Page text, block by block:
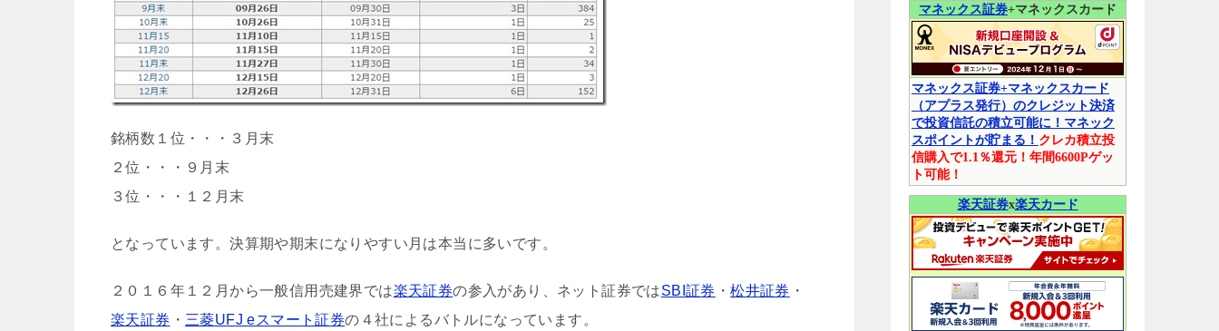
銘柄数１位・・・３月末
２位・・・９月末
３位・・・１２月末
となっています。決算期や期末になりやすい月は本当に多いです。
２０１６年１２月から一般信用売建界では楽天証券の参入があり、ネット証券ではSBI証券 ・松井証券 ・
楽天証券 ・ 三菱UFJ eスマート証券の４社によるバトルになっています。
マネックス証券+マネックスカード
マネックス証券+マネックスカード
（アプラス発行）のクレジット決済
で投資信託の積立可能に！マネック
スポイントが貯まる！ クレカ積立投
信購入で1.1％還元！年間6600Pゲッ
ト可能！
楽天証券x楽天カード